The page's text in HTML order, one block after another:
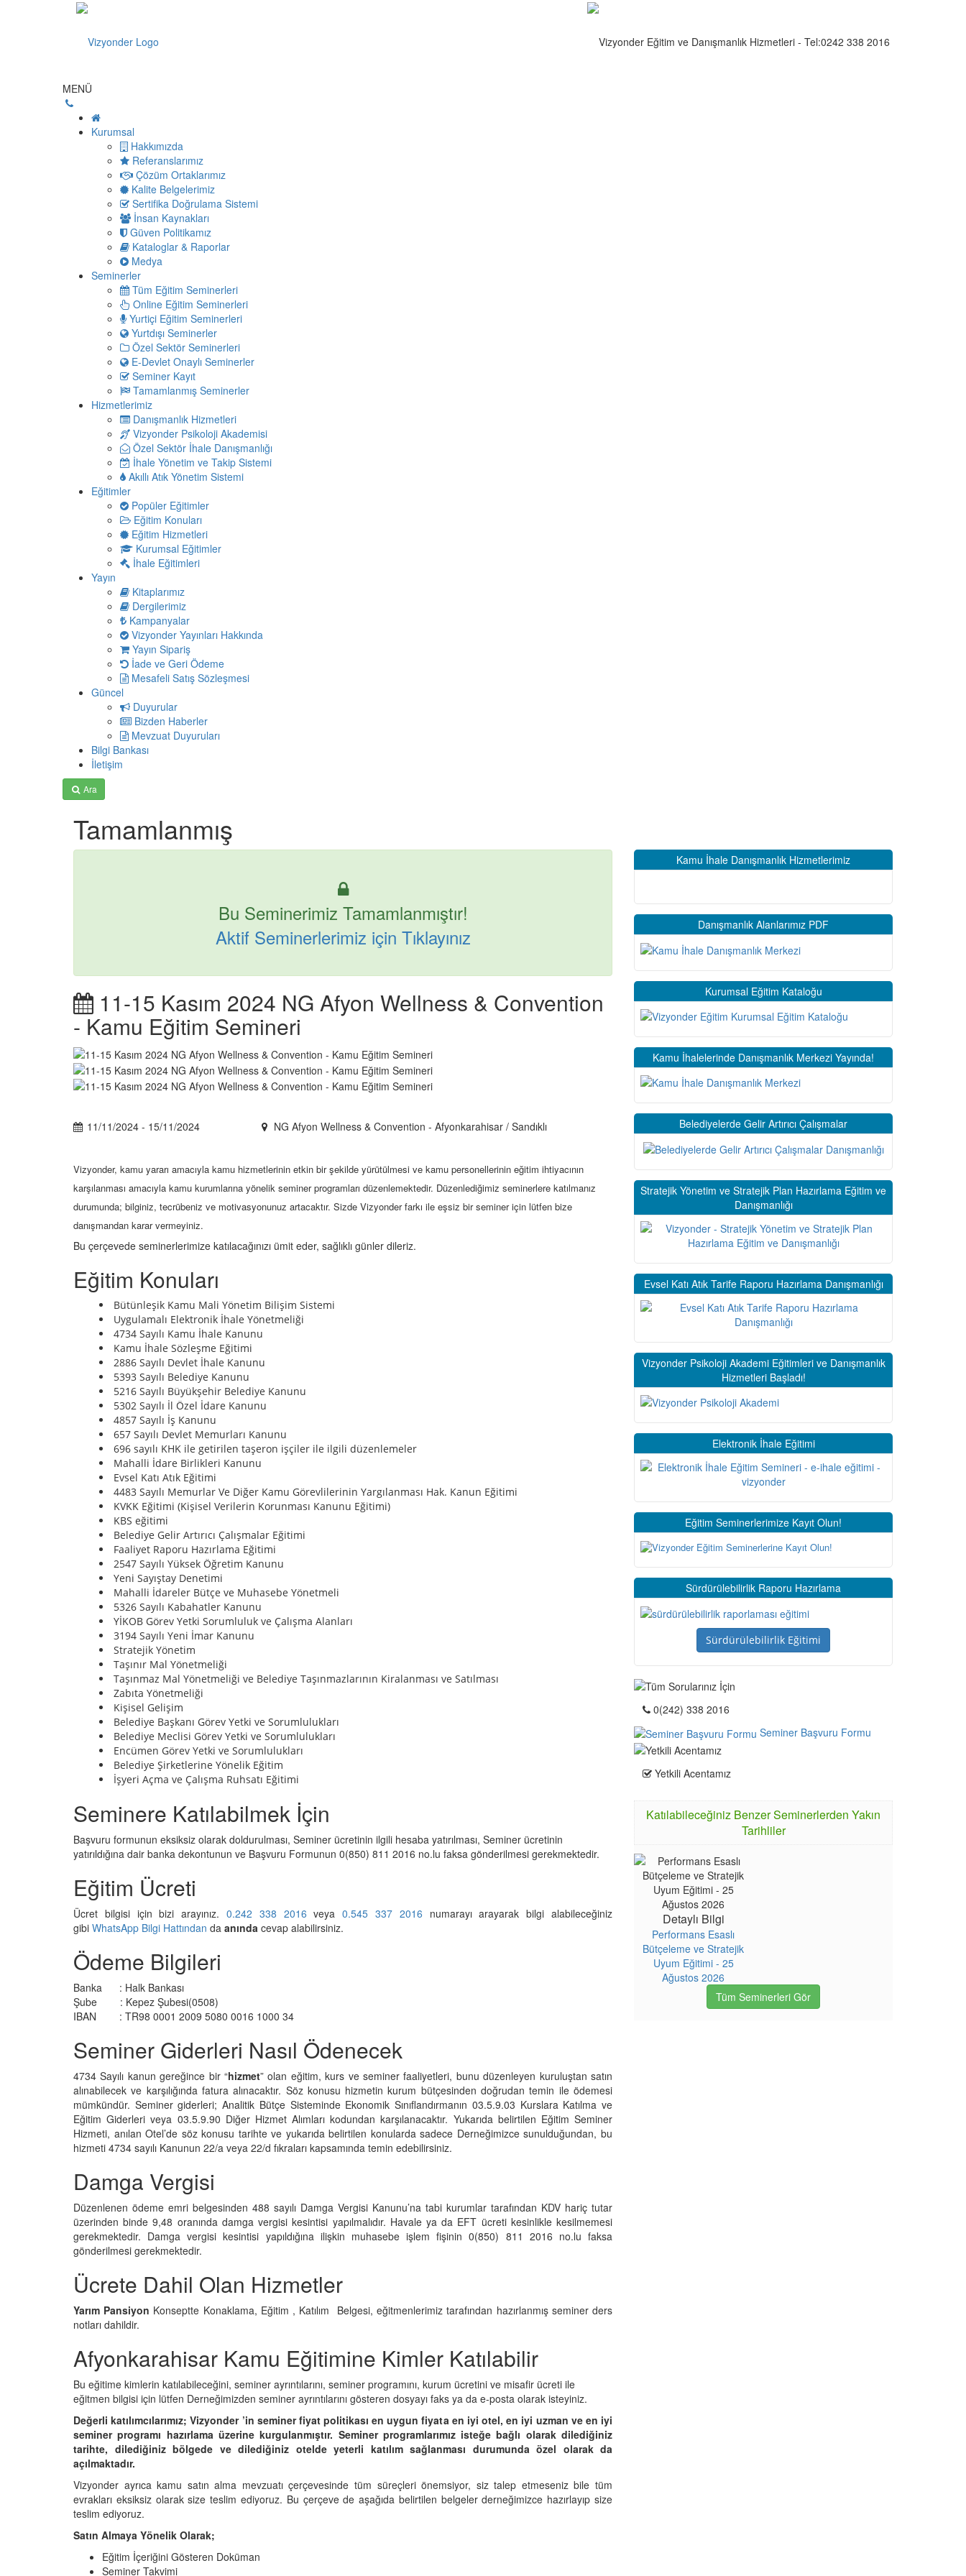
MENÜ
Kurumsal
Hakkımızda
Referanslarımız
Çözüm Ortaklarımız
Kalite Belgelerimiz
Sertifika Doğrulama Sistemi
İnsan Kaynakları
Güven Politikamız
Kataloglar & Raporlar
Medya
Seminerler
Tüm Eğitim Seminerleri
Online Eğitim Seminerleri
Yurtiçi Eğitim Seminerleri
Yurtdışı Seminerler
Özel Sektör Seminerleri
E-Devlet Onaylı Seminerler
Seminer Kayıt
Tamamlanmış Seminerler
Hizmetlerimiz
Danışmanlık Hizmetleri
Vizyonder Psikoloji Akademisi
Özel Sektör İhale Danışmanlığı
İhale Yönetim ve Takip Sistemi
Akıllı Atık Yönetim Sistemi
Eğitimler
Popüler Eğitimler
Eğitim Konuları
Eğitim Hizmetleri
Kurumsal Eğitimler
İhale Eğitimleri
Yayın
Kitaplarımız
Dergilerimiz
Kampanyalar
Vizyonder Yayınları Hakkında
Yayın Sipariş
İade ve Geri Ödeme
Mesafeli Satış Sözleşmesi
Güncel
Duyurular
Bizden Haberler
Mevzuat Duyuruları
Bilgi Bankası
İletişim
Ara
Tamamlanmış
Bu Seminerimiz Tamamlanmıştır!
Aktif Seminerlerimiz için Tıklayınız
11-15 Kasım 2024 NG Afyon Wellness & Convention
- Kamu Eğitim Semineri
11/11/2024 - 15/11/2024 NG Afyon Wellness & Convention - Afyonkarahisar / Sandıklı
Vizyonder, kamu yararı amacıyla kamu hizmetlerinin etkin bir şekilde yürütülmesi ve kamu personellerinin eğitim ihtiyacının
karşılanması amacıyla kamu kurumlarına yönelik seminer programları düzenlemektedir. Düzenlediğimiz seminerlere katılmanız
durumunda; bilginiz, tecrübeniz ve motivasyonunuz artacaktır. Sizde Vizyonder farkı ile eşsiz bir seminer için lütfen bize
danışmandan karar vermeyiniz.
Bu çerçevede seminerlerimize katılacağınızı ümit eder, sağlıklı günler dileriz.
Eğitim Konuları
Bütünleşik Kamu Mali Yönetim Bilişim Sistemi
Uygulamalı Elektronik İhale Yönetmeliği
4734 Sayılı Kamu İhale Kanunu
Kamu İhale Sözleşme Eğitimi
2886 Sayılı Devlet İhale Kanunu
5393 Sayılı Belediye Kanunu
5216 Sayılı Büyükşehir Belediye Kanunu
5302 Sayılı İl Özel İdare Kanunu
4857 Sayılı İş Kanunu
657 Sayılı Devlet Memurları Kanunu
696 sayılı KHK ile getirilen taşeron işçiler ile ilgili düzenlemeler
Mahalli İdare Birlikleri Kanunu
Evsel Katı Atık Eğitimi
4483 Sayılı Memurlar Ve Diğer Kamu Görevlilerinin Yargılanması Hak. Kanun Eğitimi
KVKK Eğitimi (Kişisel Verilerin Korunması Kanunu Eğitimi)
KBS eğitimi
Belediye Gelir Artırıcı Çalışmalar Eğitimi
Faaliyet Raporu Hazırlama Eğitimi
2547 Sayılı Yüksek Öğretim Kanunu
Yeni Sayıştay Denetimi
Mahalli İdareler Bütçe ve Muhasebe Yönetmeli
5326 Sayılı Kabahatler Kanunu
YİKOB Görev Yetki Sorumluluk ve Çalışma Alanları
3194 Sayılı Yeni İmar Kanunu
Stratejik Yönetim
Taşınır Mal Yönetmeliği
Taşınmaz Mal Yönetmeliği ve Belediye Taşınmazlarının Kiralanması ve Satılması
Zabıta Yönetmeliği
Kişisel Gelişim
Belediye Başkanı Görev Yetki ve Sorumlulukları
Belediye Meclisi Görev Yetki ve Sorumlulukları
Encümen Görev Yetki ve Sorumlulukları
Belediye Şirketlerine Yönelik Eğitim
İşyeri Açma ve Çalışma Ruhsatı Eğitimi
Seminere Katılabilmek İçin
Başvuru formunun eksiksiz olarak doldurulması, Seminer ücretinin ilgili hesaba yatırılması, Seminer ücretinin
yatırıldığına dair banka dekontunun ve Başvuru Formunun 0(850) 811 2016 no.lu faksa gönderilmesi gerekmektedir.
Eğitim Ücreti
Ücret bilgisi için bizi arayınız. 0.242 338 2016 veya0.545 337 2016 numarayı arayarak bilgi alabileceğiniz
gibi WhatsApp Bilgi Hattından da anında cevap alabilirsiniz.
Ödeme Bilgileri
Banka : Halk Bankası
Şube : Kepez Şubesi(0508)
IBAN : TR98 0001 2009 5080 0016 1000 34
Seminer Giderleri Nasıl Ödenecek
4734 Sayılı kanun gereğince bir “hizmet” olan eğitim, kurs ve seminer faaliyetleri, bunu düzenleyen kuruluştan satın
alınabilecek ve karşılığında fatura alınacaktır. Söz konusu hizmetin kurum bütçesinden doğrudan temin ile ödemesi
mümkündür. Seminer giderleri; Analitik Bütçe Sisteminde Ekonomik Sınıflandırmanın 03.5.9.03 Kurslara Katılma ve
Eğitim Giderleri veya 03.5.9.90 Diğer Hizmet Alımları kodundan karşılanacaktır. Yukarıda belirtilen Eğitim Seminer
Hizmeti, anılan Otel’de söz konusu tarihte ve yukarıda belirtilen konularda sadece Derneğimizce sunulduğundan, bu
hizmeti 4734 sayılı Kanunun 22/a veya 22/d fıkraları kapsamında temin edebilirsiniz.
Damga Vergisi
Düzenlenen ödeme emri belgesinden 488 sayılı Damga Vergisi Kanunu’na tabi kurumlar tarafından KDV hariç tutar
üzerinden binde 9,48 oranında damga vergisi kesintisi yapılmalıdır. Havale ya da EFT ücreti kesinlikle kesilmemesi
gerekmektedir. Damga vergisi kesintisi yapıldığına ilişkin muhasebe işlem fişinin 0(850) 811 2016 no.lu faksa
gönderilmesi gerekmektedir.
Ücrete Dahil Olan Hizmetler
Yarım Pansiyon Konseptte Konaklama, Eğitim , Katılım Belgesi, eğitmenlerimiz tarafından hazırlanmış seminer ders
notları dahildir.
Afyonkarahisar Kamu Eğitimine Kimler Katılabilir
Bu eğitime kimlerin katılabileceğini, seminer ayrıntılarını, seminer programını, kurum ücretini ve misafir ücreti ile
eğitmen bilgisi için lütfen Derneğimizden seminer ayrıntılarını gösteren dosyayı faks ya da e-posta olarak isteyiniz.
Değerli katılımcılarımız; Vizyonder ’in seminer fiyat politikası en uygun fiyata en iyi otel, en iyi uzman ve en iyi
seminer programı hazırlama üzerine kurgulanmıştır. Seminer programlarımız isteğe bağlı olarak dilediğiniz
tarihte, dilediğiniz bölgede ve dilediğiniz otelde yeterli katılım sağlanması durumunda özel olarak da
açılmaktadır.
Vizyonder ayrıca kamu satın alma mevzuatı çerçevesinde tüm süreçleri önemsiyor, siz talep etmeseniz bile tüm
evrakları eksiksiz olarak size teslim ediyoruz. Bu çerçeve de aşağıda belirtilen belgeler derneğimizce hazırlayıp size
teslim ediyoruz.
Satın Almaya Yönelik Olarak;
Eğitim İçeriğini Gösteren Doküman
Seminer Takvimi
Kamu İhale Danışmanlık Hizmetlerimiz
Danışmanlık Alanlarımız PDF
Kurumsal Eğitim Kataloğu
Kamu İhalelerinde Danışmanlık Merkezi Yayında!
Belediyelerde Gelir Artırıcı Çalışmalar
Stratejik Yönetim ve Stratejik Plan Hazırlama Eğitim ve
Danışmanlığı
Evsel Katı Atık Tarife Raporu Hazırlama Danışmanlığı
Vizyonder Psikoloji Akademi Eğitimleri ve Danışmanlık
Hizmetleri Başladı!
Elektronik İhale Eğitimi
Eğitim Seminerlerimize Kayıt Olun!
Sürdürülebilirlik Raporu Hazırlama
Sürdürülebilirlik Eğitimi
0(242) 338 2016
Seminer Başvuru Formu
Yetkili Acentamız
Katılabileceğiniz Benzer Seminerlerden Yakın
Tarihliler
Detaylı Bilgi
Performans Esaslı
Bütçeleme ve Stratejik
Uyum Eğitimi - 25
Ağustos 2026
Tüm Seminerleri Gör